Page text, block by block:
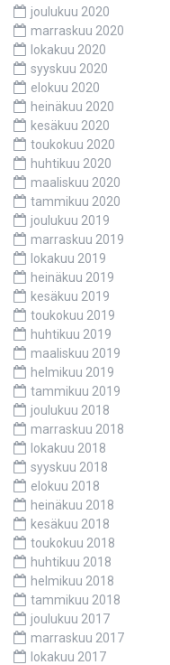
joulukuu 2020
marraskuu 2020
lokakuu 2020
syyskuu 2020
elokuu 2020
heinäkuu 2020
kesäkuu 2020
toukokuu 2020
huhtikuu 2020
maaliskuu 2020
tammikuu 2020
joulukuu 2019
marraskuu 2019
lokakuu 2019
heinäkuu 2019
kesäkuu 2019
toukokuu 2019
huhtikuu 2019
maaliskuu 2019
helmikuu 2019
tammikuu 2019
joulukuu 2018
marraskuu 2018
lokakuu 2018
syyskuu 2018
elokuu 2018
heinäkuu 2018
kesäkuu 2018
toukokuu 2018
huhtikuu 2018
helmikuu 2018
tammikuu 2018
joulukuu 2017
marraskuu 2017
lokakuu 2017